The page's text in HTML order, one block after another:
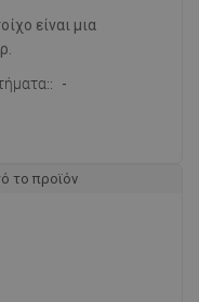
είναι μια
-
το προϊόν